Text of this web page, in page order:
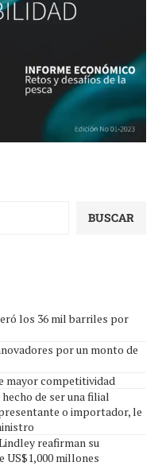
BUSCAR
los 36 mil barriles por
por un monto de
mayor competitividad
de ser una filial
o importador, le
reafirman su
US$1,000 millones